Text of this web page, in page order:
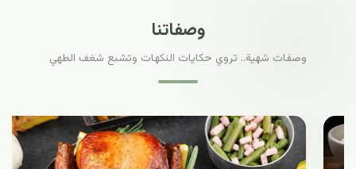
وصفاتنا
وصفات شهية.. تروي حكايات النكهات وتشبع شغف الطهي